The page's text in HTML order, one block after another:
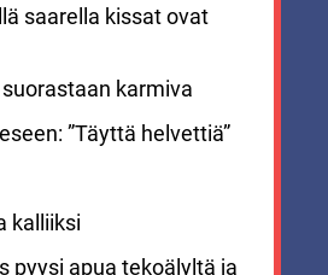
saarella kissat ovat
karmiva
”Täyttä helvettiä”
kalliiksi
pyysi apua tekoälyltä ja